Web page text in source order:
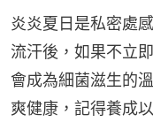
炎炎夏日是私密處
流汗後，如果不立
會成為細菌滋生的
爽健康，記得養成